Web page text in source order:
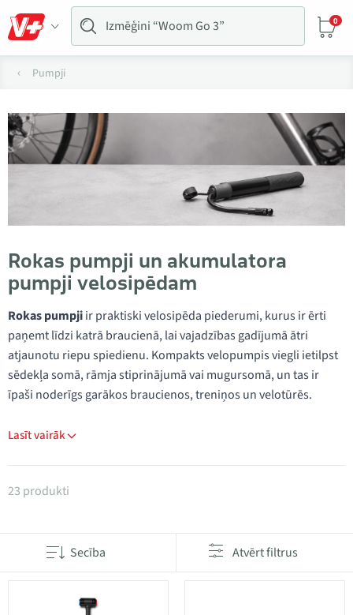
0
Pumpji
Rokas pumpji un akumulatora
pumpji velosipēdam
Rokas pumpjiir praktiski velosipēda piederumi, kurus ir ērti
paņemt līdzi katrā braucienā, lai vajadzības gadījumā ātri
atjaunotu riepu spiedienu. Kompakts velopumpis viegli ietilpst
sēdekļa somā, rāmja stiprinājumā vai mugursomā, un tas ir
īpaši noderīgs garākos braucienos, treniņos un velotūrēs.
Lasīt vairāk
Produkti kategorijā Rokas pumpji
23 produkti
Secība Atvērt filtrus